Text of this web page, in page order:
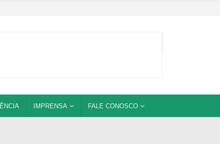
IMPRENSA FALE CONOSCO